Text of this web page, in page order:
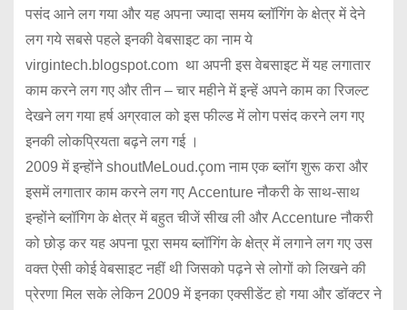
पसंद आने लग गया और यह अपना ज्यादा समय ब्लॉगिंग के क्षेत्र में देने
लग गये सबसे पहले इनकी वेबसाइट का नाम ये
virgintech.blogspot.com था अपनी इस वेबसाइट में यह लगातार
काम करने लग गए और तीन – चार महीने में इन्हें अपने काम का रिजल्ट
देखने लग गया हर्ष अग्रवाल को इस फील्ड में लोग पसंद करने लग गए
इनकी लोकप्रियता बढ़ने लग गई ।
2009 में इन्होंने shoutMeLoud.çom नाम एक ब्लॉग शुरू करा और
इसमें लगातार काम करने लग गए Accenture नौकरी के साथ-साथ
इन्होंने ब्लॉगिग के क्षेत्र में बहुत चीजें सीख ली और Accenture नौकरी
को छोड़ कर यह अपना पूरा समय ब्लॉगिंग के क्षेत्र में लगाने लग गए उस
वक्त ऐसी कोई वेबसाइट नहीं थी जिसको पढ़ने से लोगों को लिखने की
प्रेरणा मिल सके लेकिन 2009 में इनका एक्सीडेंट हो गया और डॉक्टर ने